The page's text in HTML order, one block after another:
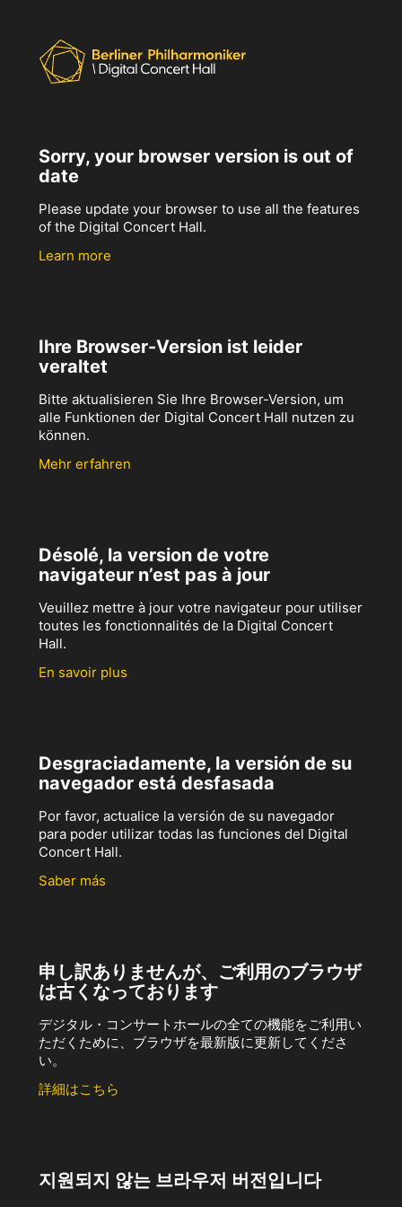
Sorry, your browser version is out of
date
Please update your browser to use all the features
of the Digital Concert Hall.
Learn more
Ihre Browser-Version ist leider
veraltet
Bitte aktualisieren Sie Ihre Browser-Version, um
alle Funktionen der Digital Concert Hall nutzen zu
können.
Mehr erfahren
Désolé, la version de votre
navigateur n’est pas à jour
Veuillez mettre à jour votre navigateur pour utiliser
toutes les fonctionnalités de la Digital Concert
Hall.
En savoir plus
Desgraciadamente, la versión de su
navegador está desfasada
Por favor, actualice la versión de su navegador
para poder utilizar todas las funciones del Digital
Concert Hall.
Saber más
申し訳ありませんが、ご利用のブラウザ
は古くなっております
デジタル・コンサートホールの全ての機能をご利用い
ただくために、ブラウザを最新版に更新してくださ
い。
詳細はこちら
지원되지 않는 브라우저 버전입니다